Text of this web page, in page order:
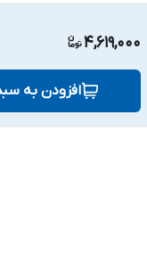
4,619,000
افزودن به